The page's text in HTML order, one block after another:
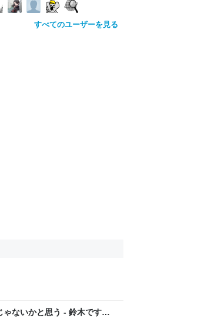
すべてのユーザーを見る
ないかと思う - 鈴木です。